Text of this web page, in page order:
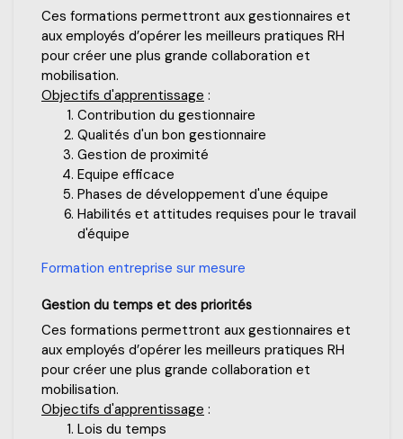
Ces formations permettront aux gestionnaires et
aux employés d’opérer les meilleurs pratiques RH
pour créer une plus grande collaboration et
mobilisation.
Objectifs d'apprentissage :
Contribution du gestionnaire
Qualités d'un bon gestionnaire
Gestion de proximité
Equipe efficace
Phases de développement d'une équipe
Habilités et attitudes requises pour le travail
d'équipe
Formation entreprise sur mesure
Gestion du temps et des priorités
Ces formations permettront aux gestionnaires et
aux employés d’opérer les meilleurs pratiques RH
pour créer une plus grande collaboration et
mobilisation.
Objectifs d'apprentissage :
Lois du temps